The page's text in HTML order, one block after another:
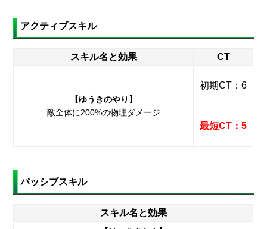
アクティブスキル
スキル名と効果 CT
【ゆうきのやり】
敵全体に200%の物理ダメージ
初期CT：6
最短CT：5
パッシブスキル
スキル名と効果